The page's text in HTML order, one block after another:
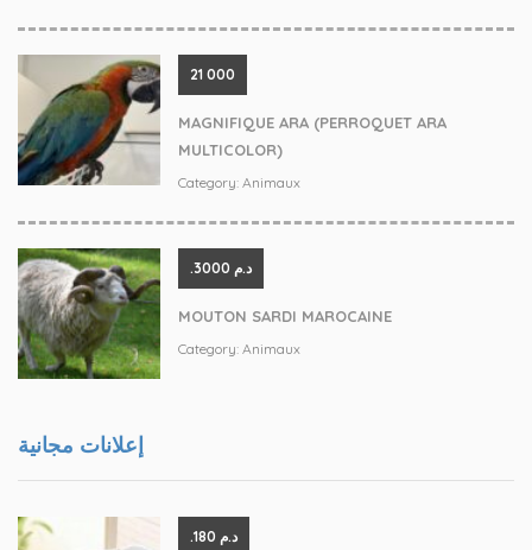
21 000
MAGNIFIQUE ARA (PERROQUET ARA
MULTICOLOR)
Category: Animaux
.د.م 3000
MOUTON SARDI MAROCAINE
Category: Animaux
إعلانات مجانية
.د.م 180